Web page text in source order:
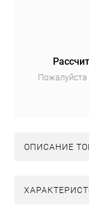
Пожалуйста
ОПИСАНИЕ